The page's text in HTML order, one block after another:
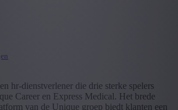
hr-dienstverlener die drie sterke spelers
Career en Express Medical. Het brede
van de Unique groep biedt klanten een